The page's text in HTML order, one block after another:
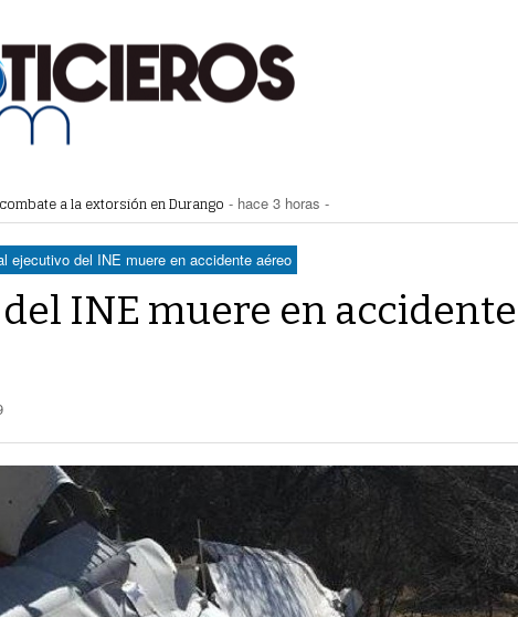
a la extorsión en Durango - hace 3 horas -
de Villa Zaragoza bloquearon Mieleras- hace 3 horas -
para operar Agua Saludable- hace 3 horas -
Superior de Justicia de Durango por presunto cohecho
ejecutivo del INE muere en accidente aéreo
INE muere en accidente